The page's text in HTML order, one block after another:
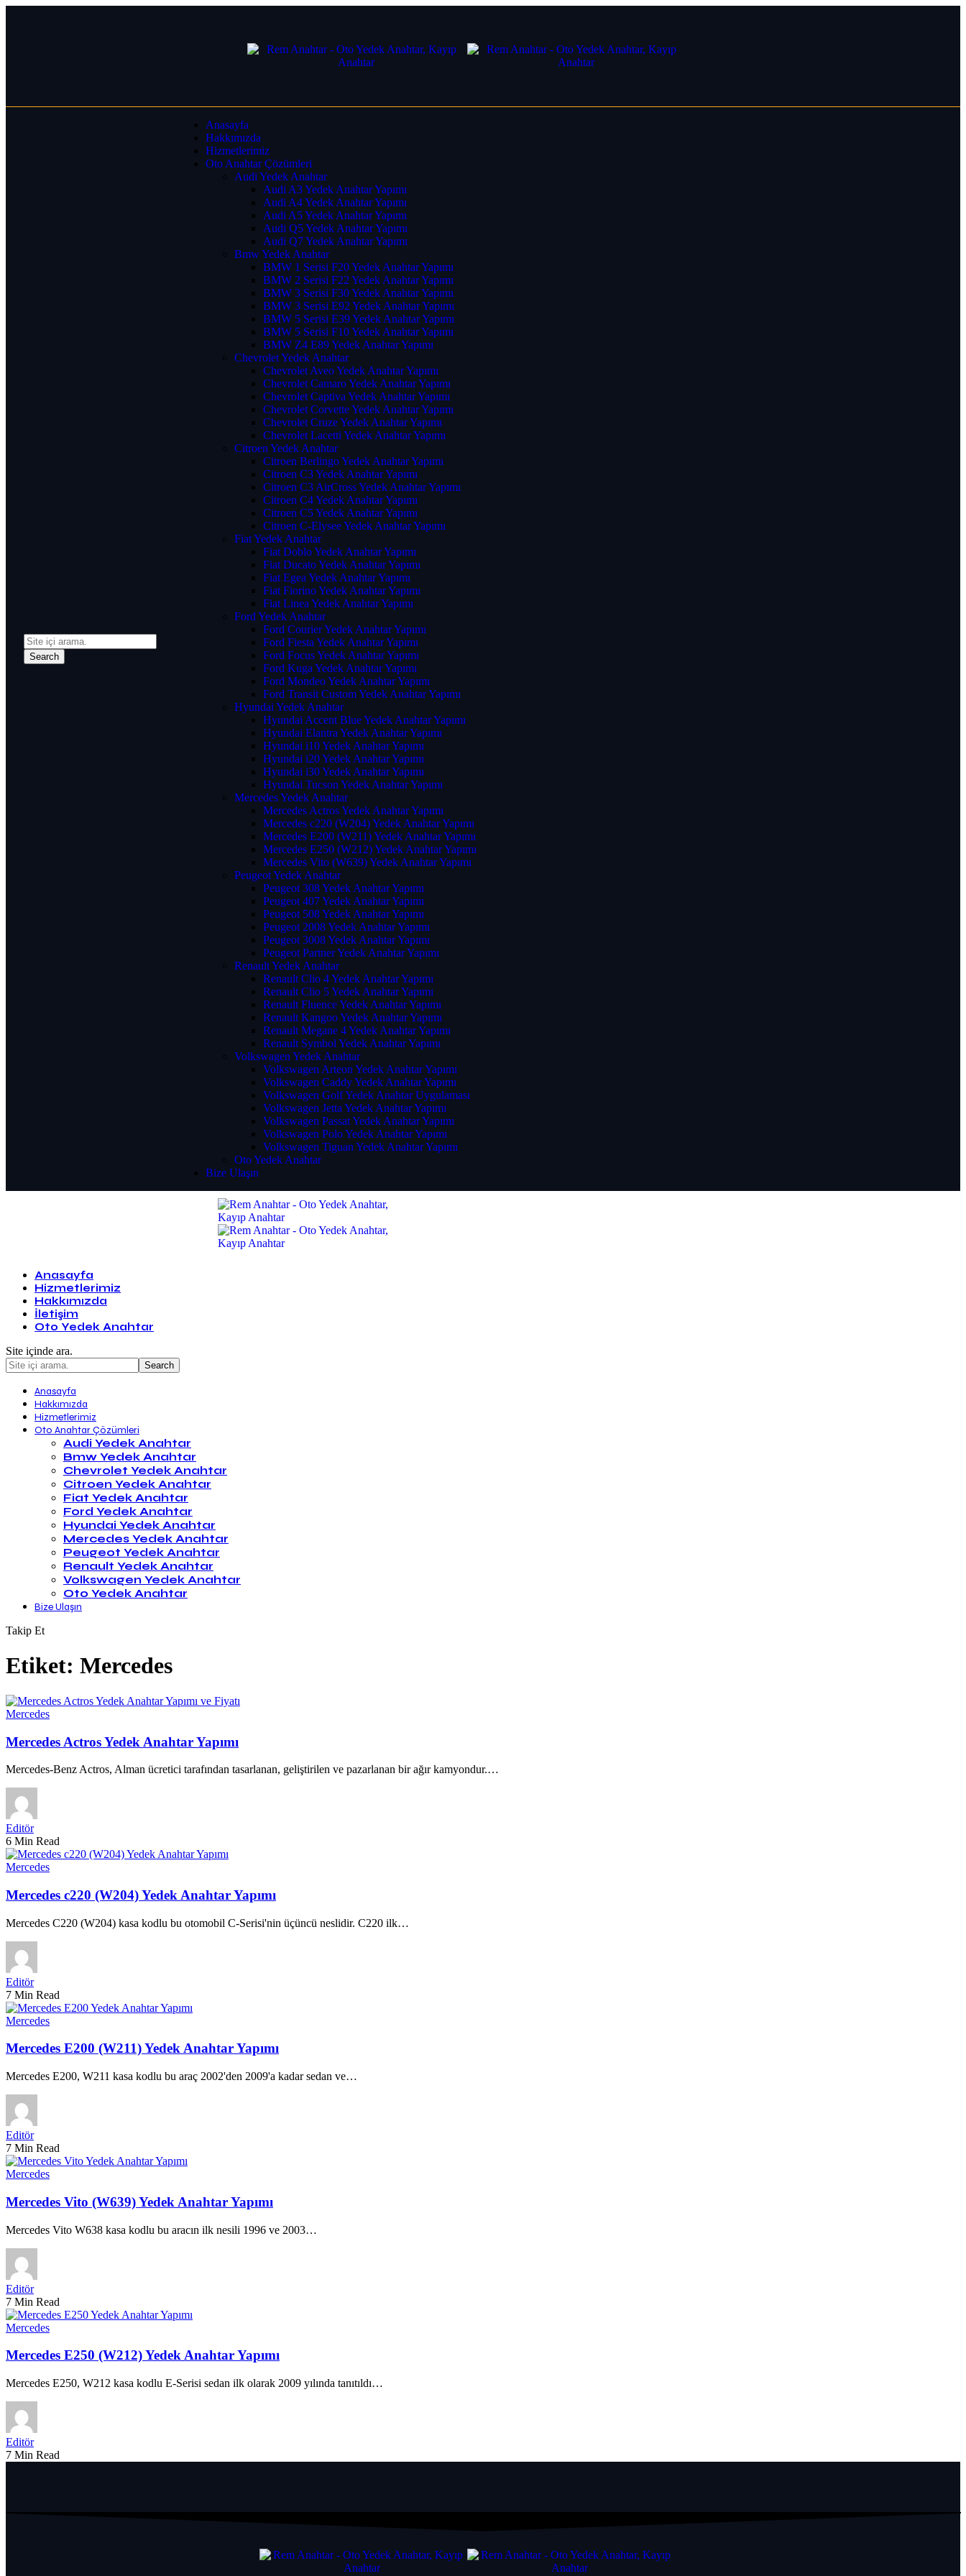
Anasayfa
Hakkımızda
Hizmetlerimiz
Oto Anahtar Çözümleri
Audi Yedek Anahtar
Audi A3 Yedek Anahtar Yapımı
Audi A4 Yedek Anahtar Yapımı
Audi A5 Yedek Anahtar Yapımı
Audi Q5 Yedek Anahtar Yapımı
Audi Q7 Yedek Anahtar Yapımı
Bmw Yedek Anahtar
BMW 1 Serisi F20 Yedek Anahtar Yapımı
BMW 2 Serisi F22 Yedek Anahtar Yapımı
BMW 3 Serisi F30 Yedek Anahtar Yapımı
BMW 3 Serisi E92 Yedek Anahtar Yapımı
BMW 5 Serisi E39 Yedek Anahtar Yapımı
BMW 5 Serisi F10 Yedek Anahtar Yapımı
BMW Z4 E89 Yedek Anahtar Yapımı
Chevrolet Yedek Anahtar
Chevrolet Aveo Yedek Anahtar Yapımı
Chevrolet Camaro Yedek Anahtar Yapımı
Chevrolet Captiva Yedek Anahtar Yapımı
Chevrolet Corvette Yedek Anahtar Yapımı
Chevrolet Cruze Yedek Anahtar Yapımı
Chevrolet Lacetti Yedek Anahtar Yapımı
Citroen Yedek Anahtar
Citroen Berlingo Yedek Anahtar Yapımı
Citroen C3 Yedek Anahtar Yapımı
Citroen C3 AirCross Yedek Anahtar Yapımı
Citroen C4 Yedek Anahtar Yapımı
Citroen C5 Yedek Anahtar Yapımı
Citroen C-Elysee Yedek Anahtar Yapımı
Fiat Yedek Anahtar
Fiat Doblo Yedek Anahtar Yapımı
Fiat Ducato Yedek Anahtar Yapımı
Fiat Egea Yedek Anahtar Yapımı
Fiat Fiorino Yedek Anahtar Yapımı
Fiat Linea Yedek Anahtar Yapımı
Ford Yedek Anahtar
Ford Courier Yedek Anahtar Yapımı
Ford Fiesta Yedek Anahtar Yapımı
Ford Focus Yedek Anahtar Yapımı
Ford Kuga Yedek Anahtar Yapımı
Ford Mondeo Yedek Anahtar Yapımı
Ford Transit Custom Yedek Anahtar Yapımı
Hyundai Yedek Anahtar
Hyundai Accent Blue Yedek Anahtar Yapımı
Hyundai Elantra Yedek Anahtar Yapımı
Hyundai i10 Yedek Anahtar Yapımı
Hyundai i20 Yedek Anahtar Yapımı
Hyundai i30 Yedek Anahtar Yapımı
Hyundai Tucson Yedek Anahtar Yapımı
Mercedes Yedek Anahtar
Mercedes Actros Yedek Anahtar Yapımı
Mercedes c220 (W204) Yedek Anahtar Yapımı
Mercedes E200 (W211) Yedek Anahtar Yapımı
Mercedes E250 (W212) Yedek Anahtar Yapımı
Mercedes Vito (W639) Yedek Anahtar Yapımı
Peugeot Yedek Anahtar
Peugeot 308 Yedek Anahtar Yapımı
Peugeot 407 Yedek Anahtar Yapımı
Peugeot 508 Yedek Anahtar Yapımı
Peugeot 2008 Yedek Anahtar Yapımı
Peugeot 3008 Yedek Anahtar Yapımı
Peugeot Partner Yedek Anahtar Yapımı
Renault Yedek Anahtar
Renault Clio 4 Yedek Anahtar Yapımı
Renault Clio 5 Yedek Anahtar Yapımı
Renault Fluence Yedek Anahtar Yapımı
Renault Kangoo Yedek Anahtar Yapımı
Renault Megane 4 Yedek Anahtar Yapımı
Renault Symbol Yedek Anahtar Yapımı
Volkswagen Yedek Anahtar
Volkswagen Arteon Yedek Anahtar Yapımı
Volkswagen Caddy Yedek Anahtar Yapımı
Volkswagen Golf Yedek Anahtar Uygulaması
Volkswagen Jetta Yedek Anahtar Yapımı
Volkswagen Passat Yedek Anahtar Yapımı
Volkswagen Polo Yedek Anahtar Yapımı
Volkswagen Tiguan Yedek Anahtar Yapımı
Oto Yedek Anahtar
Bize Ulaşın
Anasayfa
Hizmetlerimiz
Hakkımızda
İletişim
Oto Yedek Anahtar
Site içinde ara.
Anasayfa
Hakkımızda
Hizmetlerimiz
Oto Anahtar Çözümleri
Audi Yedek Anahtar
Bmw Yedek Anahtar
Chevrolet Yedek Anahtar
Citroen Yedek Anahtar
Fiat Yedek Anahtar
Ford Yedek Anahtar
Hyundai Yedek Anahtar
Mercedes Yedek Anahtar
Peugeot Yedek Anahtar
Renault Yedek Anahtar
Volkswagen Yedek Anahtar
Oto Yedek Anahtar
Bize Ulaşın
Takip Et
Etiket: Mercedes
Mercedes
Mercedes Actros Yedek Anahtar Yapımı
Mercedes-Benz Actros, Alman ücretici tarafından tasarlanan, geliştirilen ve pazarlanan bir ağır kamyondur.…
Editör
6 Min Read
Mercedes
Mercedes c220 (W204) Yedek Anahtar Yapımı
Mercedes C220 (W204) kasa kodlu bu otomobil C-Serisi'nin üçüncü neslidir. C220 ilk…
Editör
7 Min Read
Mercedes
Mercedes E200 (W211) Yedek Anahtar Yapımı
Mercedes E200, W211 kasa kodlu bu araç 2002'den 2009'a kadar sedan ve…
Editör
7 Min Read
Mercedes
Mercedes Vito (W639) Yedek Anahtar Yapımı
Mercedes Vito W638 kasa kodlu bu aracın ilk nesili 1996 ve 2003…
Editör
7 Min Read
Mercedes
Mercedes E250 (W212) Yedek Anahtar Yapımı
Mercedes E250, W212 kasa kodlu E-Serisi sedan ilk olarak 2009 yılında tanıtıldı…
Editör
7 Min Read